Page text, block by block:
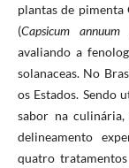
plantas de pimenta
(Capsicum annuum
avaliando a
solanaceas. No
os Estados. Sendo
sabor na
delineamento
quatro